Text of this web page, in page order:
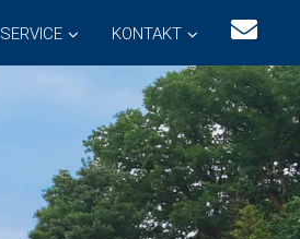
SERVICE KONTAKT